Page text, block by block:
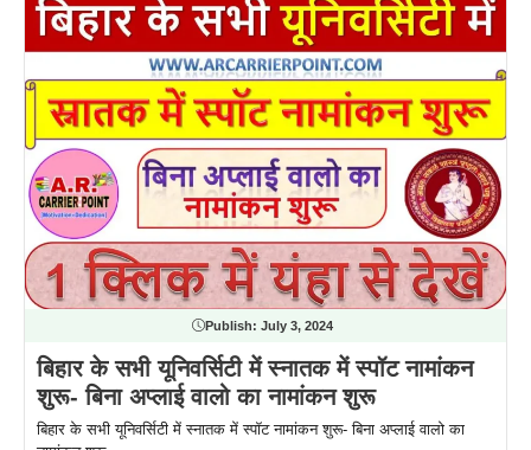
Publish: July 3, 2024
बिहार के सभी यूनिवर्सिटी में स्नातक में स्पॉट नामांकन
शुरू- बिना अप्लाई वालो का नामांकन शुरू
बिहार के सभी यूनिवर्सिटी में स्नातक में स्पॉट नामांकन शुरू- बिना अप्लाई वालो का